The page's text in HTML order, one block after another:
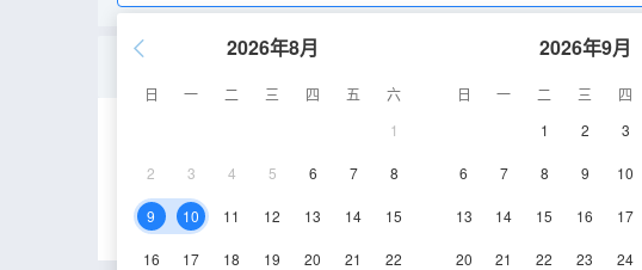
2026年8月
日 一 二 三 四 五
六
1
2 3 4 5 6 7 8
9 10 11 12 13 14 15
16 17 18 19 20 21 22
2026年9月
日 一 二 三 四
1
2 3
6 7 8 9 10
13 14 15 16 17
20 21 22 23 24
高級大床房（手機投屏+小冰箱）
26-28㎡ 空調